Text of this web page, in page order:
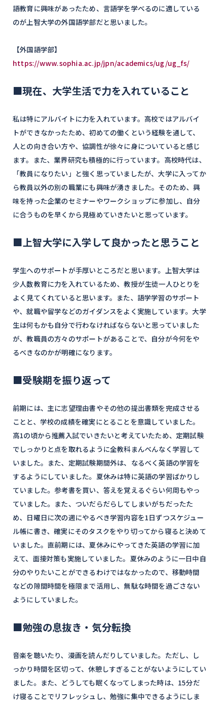
語教育に興味があったため、言語学を学べるのに適している
のが上智大学の外国語学部だと思いました。
【外国語学部】
https://www.sophia.ac.jp/jpn/academics/ug/ug_fs/
■現在、大学生活で力を入れていること
私は特にアルバイトに力を入れています。高校ではアルバイ
トができなかったため、初めての働くという経験を通して、
人との向き合い方や、協調性が徐々に身についていると感じ
ます。また、業界研究も積極的に行っています。高校時代は、
「教員になりたい」と強く思っていましたが、大学に入ってか
ら教員以外の別の職業にも興味が湧きました。そのため、興
味を持った企業のセミナーやワークショップに参加し、自分
に合うものを早くから見極めていきたいと思っています。
■上智大学に入学して良かったと思うこと
学生へのサポートが手厚いところだと思います。上智大学は
少人数教育に力を入れているため、教授が生徒一人ひとりを
よく見てくれていると思います。また、語学学習のサポート
や、就職や留学などのガイダンスをよく実施しています。大学
生は何もかも自分で行わなければならないと思っていました
が、教職員の方々のサポートがあることで、自分が今何をや
るべきなのかが明確になります。
■受験期を振り返って
前期には、主に志望理由書やその他の提出書類を完成させる
ことと、学校の成績を確実にとることを意識していました。
高1の頃から推薦入試でいきたいと考えていたため、定期試験
でしっかりと点を取れるように全教科まんべんなく学習して
いました。また、定期試験期間外は、なるべく英語の学習を
するようにしていました。夏休みは特に英語の学習ばかりし
ていました。参考書を買い、答えを覚えるぐらい何周もやっ
ていました。また、ついだらだらしてしまいがちだったた
め、日曜日に次の週にやるべき学習内容を1日ずつスケジュー
ル帳に書き、確実にそのタスクをやり切ってから寝ると決めて
いました。直前期には、夏休みにやってきた英語の学習に加
えて、面接対策も実施していました。夏休みのように一日中自
分のやりたいことができるわけではなかったので、移動時間
などの隙間時間を極限まで活用し、無駄な時間を過ごさない
ようにしていました。
■勉強の息抜き・気分転換
音楽を聴いたり、漫画を読んだりしていました。ただし、し
っかり時間を区切って、休憩しすぎることがないようにしてい
ました。また、どうしても眠くなってしまった時は、15分だ
け寝ることでリフレッシュし、勉強に集中できるようにしま